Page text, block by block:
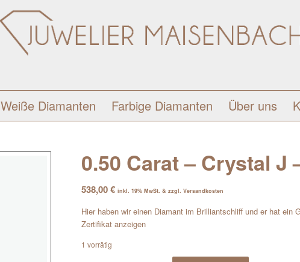
Weiße Diamanten Farbige Diamanten Über uns
0.50 Carat – Crystal J
538,00€ inkl. 19% MwSt. & zzgl. Versandkosten
Hier haben wir einen Diamant im Brilliantschliff und er hat ein
Zertifikat anzeigen
1 vorrätig